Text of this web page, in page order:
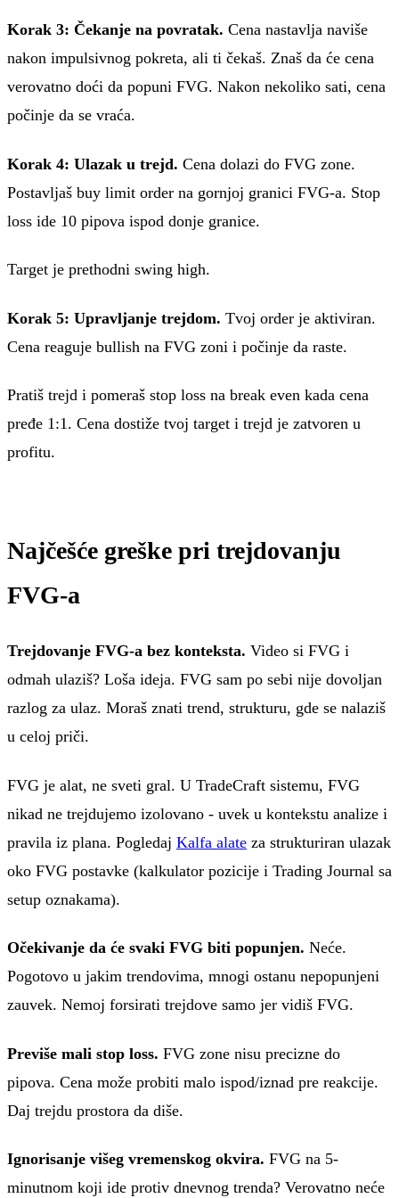
Korak 3: Čekanje na povratak. Cena nastavlja naviše
nakon impulsivnog pokreta, ali ti čekaš. Znaš da će cena
verovatno doći da popuni FVG. Nakon nekoliko sati, cena
počinje da se vraća.
Korak 4: Ulazak u trejd. Cena dolazi do FVG zone.
Postavljaš buy limit order na gornjoj granici FVG-a. Stop
loss ide 10 pipova ispod donje granice.
Target je prethodni swing high.
Korak 5: Upravljanje trejdom. Tvoj order je aktiviran.
Cena reaguje bullish na FVG zoni i počinje da raste.
Pratiš trejd i pomeraš stop loss na break even kada cena
pređe 1:1. Cena dostiže tvoj target i trejd je zatvoren u
profitu.
Najčešće greške pri trejdovanju
FVG-a
Trejdovanje FVG-a bez konteksta. Video si FVG i
odmah ulaziš? Loša ideja. FVG sam po sebi nije dovoljan
razlog za ulaz. Moraš znati trend, strukturu, gde se nalaziš
u celoj priči.
FVG je alat, ne sveti gral. U TradeCraft sistemu, FVG
nikad ne trejdujemo izolovano - uvek u kontekstu analize i
pravila iz plana. Pogledaj Kalfa alate za strukturiran ulazak
oko FVG postavke (kalkulator pozicije i Trading Journal sa
setup oznakama).
Očekivanje da će svaki FVG biti popunjen. Neće.
Pogotovo u jakim trendovima, mnogi ostanu nepopunjeni
zauvek. Nemoj forsirati trejdove samo jer vidiš FVG.
Previše mali stop loss. FVG zone nisu precizne do
pipova. Cena može probiti malo ispod/iznad pre reakcije.
Daj trejdu prostora da diše.
Ignorisanje višeg vremenskog okvira. FVG na 5-
minutnom koji ide protiv dnevnog trenda? Verovatno neće